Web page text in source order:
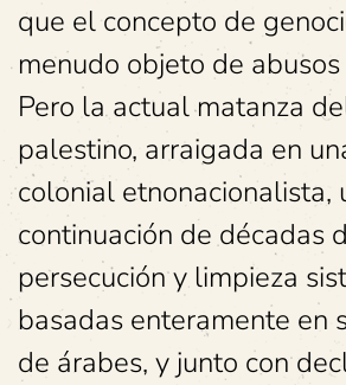
que el concepto de
menudo objeto de
Pero la actual matanza
palestino, arraigada en
colonial etnonacionalista,
continuación de décadas
persecución y limpieza
basadas enteramente en
de árabes, y junto con